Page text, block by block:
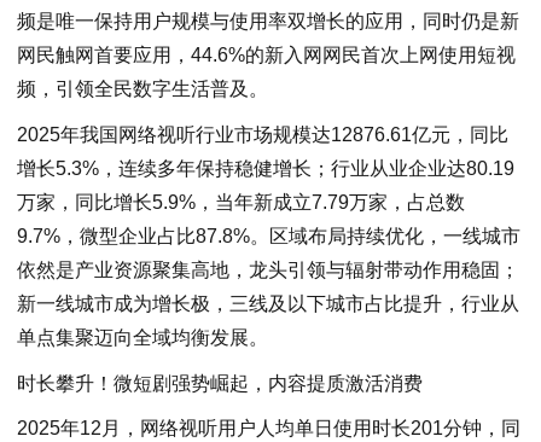
频是唯一保持用户规模与使用率双增长的应用，同时仍是新
网民触网首要应用，44.6%的新入网网民首次上网使用短视
频，引领全民数字生活普及。
2025年我国网络视听行业市场规模达12876.61亿元，同比
增长5.3%，连续多年保持稳健增长；行业从业企业达80.19
万家，同比增长5.9%，当年新成立7.79万家，占总数
9.7%，微型企业占比87.8%。区域布局持续优化，一线城市
依然是产业资源聚集高地，龙头引领与辐射带动作用稳固；
新一线城市成为增长极，三线及以下城市占比提升，行业从
单点集聚迈向全域均衡发展。
时长攀升！微短剧强势崛起，内容提质激活消费
2025年12月，网络视听用户人均单日使用时长201分钟，同